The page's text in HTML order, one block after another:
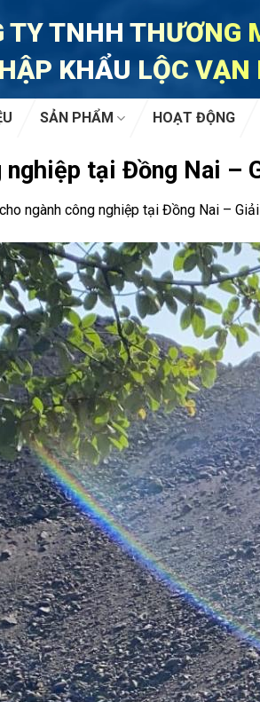
TY TNHH THƯƠNG
KHẨU LỘC VẠN
SẢN PHẨM HOẠT ĐỘNG
tại Đồng Nai –
ngành công nghiệp tại Đồng Nai –